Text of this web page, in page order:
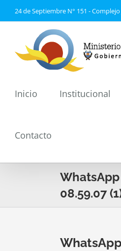
al
24 de Septiembre N° 151 -
Inicio Institucional
Contacto
08.59.07